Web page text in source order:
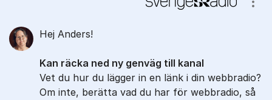
Hej Anders!
Kan räcka ned ny genväg till kanal
Vet du hur du lägger in en länk i din webbradio?
Om inte, berätta vad du har för webbradio, så